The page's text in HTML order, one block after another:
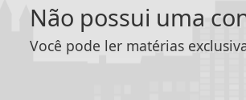
Não possui uma
Você pode ler matérias